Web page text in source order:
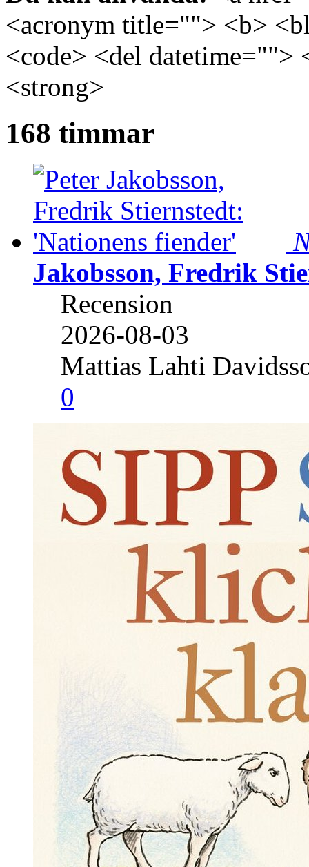
<acronym title=""> <b>
<code> <del
<strong>
168 timmar
Jakobsson, Fredrik
Recension
2026-08-03
Mattias Lahti
0